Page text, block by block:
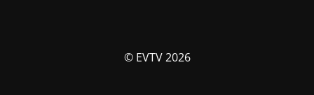
© EVTV 2026